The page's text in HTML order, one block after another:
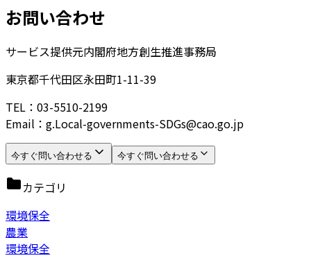
お問い合わせ
サービス提供元内閣府地方創生推進事務局
東京都千代田区永田町1-11-39
TEL：03-5510-2199
Email：g.Local-governments-SDGs@cao.go.jp
今すぐ問い合わせる 今すぐ問い合わせる
カテゴリ
環境保全
農業
環境保全